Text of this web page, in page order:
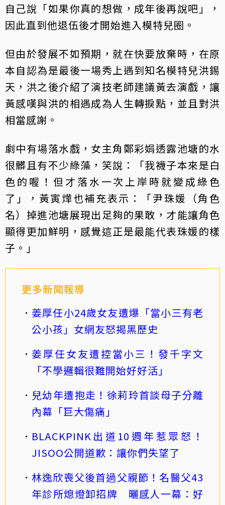
自己說「如果你真的想做，成年後再說吧」，
因此直到他退伍後才開始進入模特兒圈。
但由於發展不如預期，就在快要放棄時，在原
本自認為是最後一場秀上遇到知名模特兒洪錫
天，洪之後介紹了演技老師建議黃去演戲，讓
黃感嘆與洪的相遇成為人生轉捩點，並且對洪
相當感謝。
劇中有場落水戲，女主角鄭彩娟透露池塘的水
很髒且有不少綠藻，笑說：「我襪子本來是白
色的喔！但才落水一次上岸時就變成綠色
了」，黃寅燁也補充表示：「尹珠媛（角色
名）掉進池塘展現出足夠的果敢，才能讓角色
顯得更加鮮明，感覺這正是最能代表珠媛的樣
子。」
更多新聞報導
姜厚任小24歲女友遭爆「當小三有老
公小孩」女網友怒揭黑歷史
姜厚任女友遭控當小三！發千字文
「不學邏輯很難開始好好活」
兒幼年遭抱走！徐莉玲首談母子分離
內幕「巨大傷痛」
BLACKPINK出道10週年惹眾怒！
JISOO公開道歉：讓你們失望了
林逸欣喪父後首過父親節！名醫父43
年診所熄燈卸招牌 曬感人一幕：好